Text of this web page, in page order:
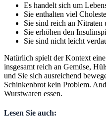
Es handelt sich um
Sie enthalten viel
Sie sind reich an Nitraten
Sie erhöhen den
Sie sind nicht leicht
Natürlich spielt der Kontext
insgesamt reich an Gemüse,
und Sie sich ausreichend
Schinkenbrot kein Problem.
Wurstwaren essen.
Lesen Sie auch: